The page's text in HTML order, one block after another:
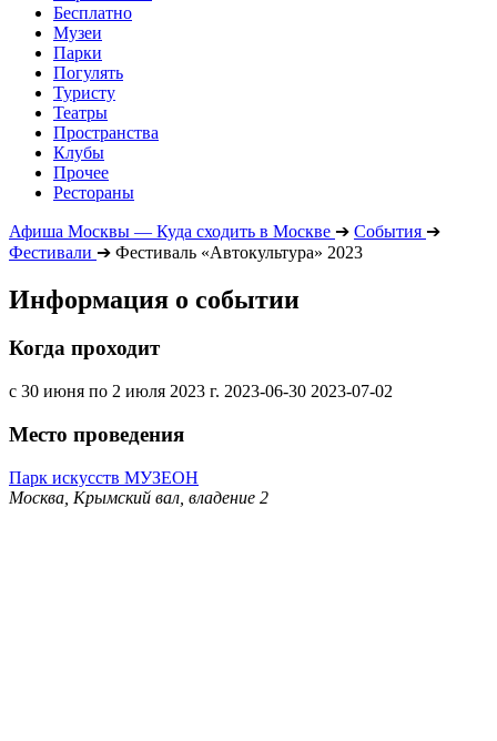
Бесплатно
Музеи
Парки
Погулять
Туристу
Театры
Пространства
Клубы
Прочее
Рестораны
Афиша Москвы — Куда сходить в Москве ➔ События ➔
Фестивали ➔ Фестиваль «Автокультура» 2023
Информация о событии
Когда проходит
с 30 июня по 2 июля 2023 г. 2023-06-30 2023-07-02
Место проведения
Парк искусств МУЗЕОН
Москва, Крымский вал, владение 2